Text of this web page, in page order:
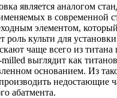
является аналогом
в современной
элементом, который
роль культи для
чаще всего из титана
выглядит как
основанием. Из
недостающие
абатмента.